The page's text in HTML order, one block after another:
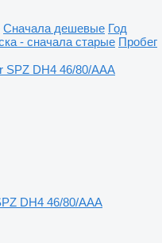
Сначала дешевые Год
- сначала старые Пробег
DH4 46/80/AAA